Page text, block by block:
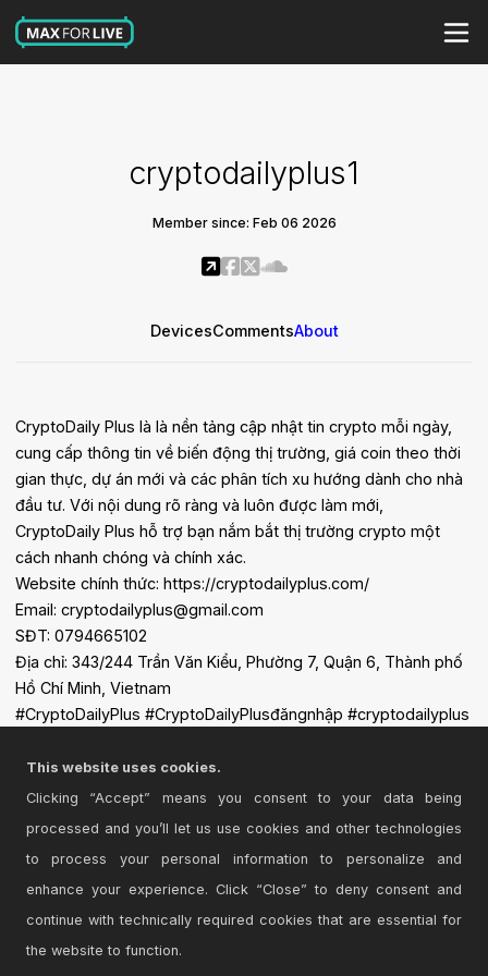
cryptodailyplus1
Member since: Feb 06 2026
DevicesCommentsAbout
CryptoDaily Plus là là nền tảng cập nhật tin crypto mỗi ngày,
cung cấp thông tin về biến động thị trường, giá coin theo thời
gian thực, dự án mới và các phân tích xu hướng dành cho nhà
đầu tư. Với nội dung rõ ràng và luôn được làm mới,
CryptoDaily Plus hỗ trợ bạn nắm bắt thị trường crypto một
cách nhanh chóng và chính xác.
Website chính thức: https://cryptodailyplus.com/
Email: cryptodailyplus@gmail.com
SĐT: 0794665102
Địa chỉ: 343/244 Trần Văn Kiểu, Phường 7, Quận 6, Thành phố
Hồ Chí Minh, Vietnam
#CryptoDailyPlus #CryptoDailyPlusđăngnhập #cryptodailyplus
This website uses cookies.
Clicking “Accept” means you consent to your data being
processed and you’ll let us use cookies and other technologies
to process your personal information to personalize and
enhance your experience. Click “Close” to deny consent and
continue with technically required cookies that are essential for
the website to function.